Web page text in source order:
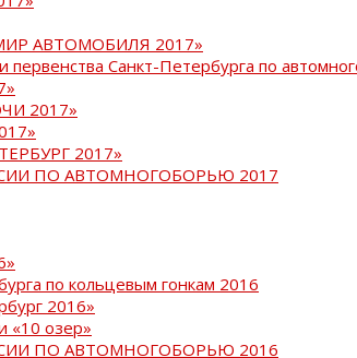
АВТОМОБИЛЯ 2017»
первенства Санкт-Петербурга по
2017»
2017»
ПО АВТОМНОГОБОРЬЮ 2017
по кольцевым гонкам 2016
2016»
«10 озер»
ПО АВТОМНОГОБОРЬЮ 2016